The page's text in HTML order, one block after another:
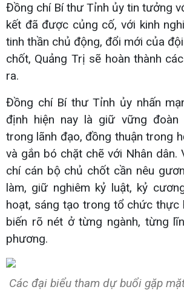
Đồng chí Bí thư Tỉnh ủy tin tưởng
kết đã được củng cố, với kinh
tinh thần chủ động, đổi mới của
chốt, Quảng Trị sẽ hoàn thành
ra.
Đồng chí Bí thư Tỉnh ủy nhấn
định hiện nay là giữ vững đoàn
trong lãnh đạo, đồng thuận trong
và gắn bó chặt chẽ với Nhân dân.
chí cán bộ chủ chốt cần nêu
làm, giữ nghiêm kỷ luật, kỷ
hoạt, sáng tạo trong tổ chức thực
biến rõ nét ở từng ngành, từng
phương.
Các đại biểu tham dự buổi gặp